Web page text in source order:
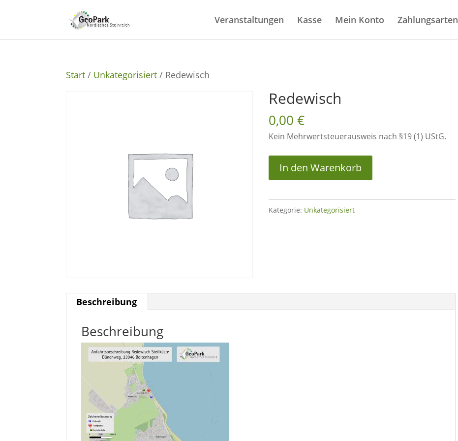
Veranstaltungen Kasse Mein Konto Zahlungsarten
Start / Unkategorisiert / Redewisch
Redewisch
0,00€
Kein Mehrwertsteuerausweis nach §19 (1) UStG.
Redewisch
Menge
In den Warenkorb
Kategorie: Unkategorisiert
Beschreibung
Beschreibung